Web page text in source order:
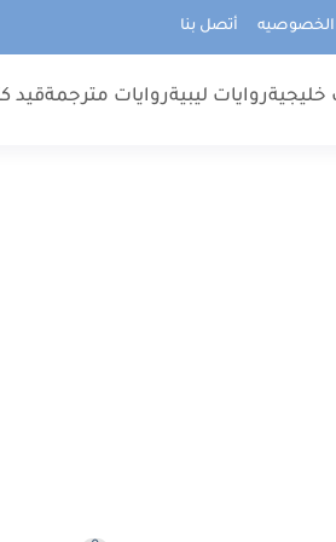
أتصل بنا
خليجيةروايات ليبيةروايات مترجمةقيد